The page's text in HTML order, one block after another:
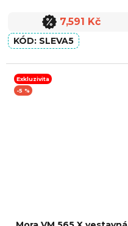
příbory: Košík, Počet souprav
nádobí: 9, Počet programů: 7,
Spotřeba vody na...
7,591 Kč
SLEVA5
Exkluzivita
-5 %